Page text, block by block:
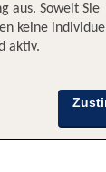
aus. Soweit Sie
keine
aktiv.